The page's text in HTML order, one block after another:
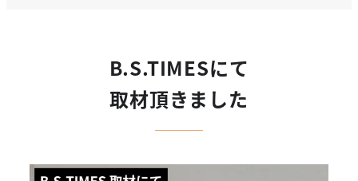
B.S.TIMESにて
取材頂きました